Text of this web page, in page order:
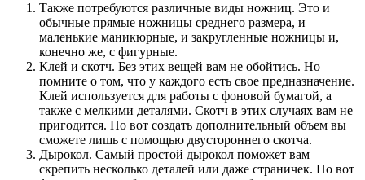
Также потребуются различные виды ножниц. Это и
обычные прямые ножницы среднего размера, и
маленькие маникюрные, и закругленные ножницы и,
конечно же, с фигурные.
Клей и скотч. Без этих вещей вам не обойтись. Но
помните о том, что у каждого есть свое предназначение.
Клей используется для работы с фоновой бумагой, а
также с мелкими деталями. Скотч в этих случаях вам не
пригодится. Но вот создать дополнительный объем вы
сможете лишь с помощью двустороннего скотча.
Дырокол. Самый простой дырокол поможет вам
скрепить несколько деталей или даже страничек. Но вот